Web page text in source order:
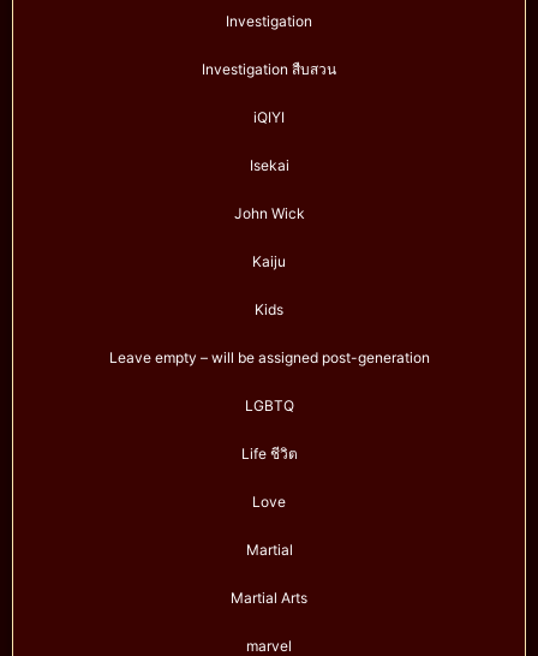
Investigation
Investigation สืบสวน
iQIYI
Isekai
John Wick
Kaiju
Kids
Leave empty – will be assigned post-generation
LGBTQ
Life ชีวิต
Love
Martial
Martial Arts
marvel